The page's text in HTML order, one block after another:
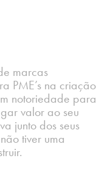
marcas
PME’s na criação
notoriedade para
valor ao seu
junto dos seus
tiver uma